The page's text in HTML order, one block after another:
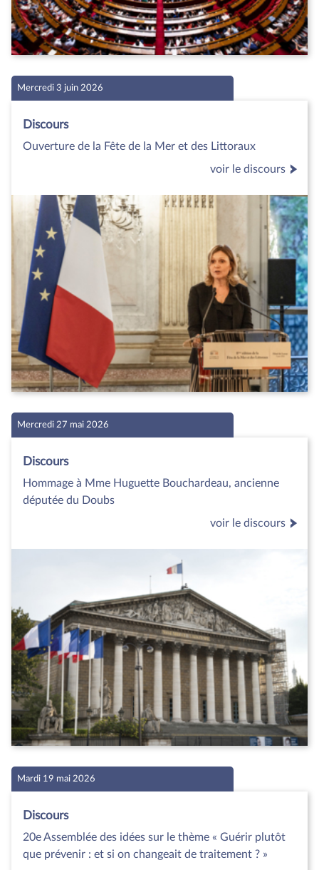
Mercredi 3 juin 2026
Discours
Ouverture de la Fête de la Mer et des Littoraux
voir le discours
Mercredi 27 mai 2026
Discours
Hommage à Mme Huguette Bouchardeau, ancienne
députée du Doubs
voir le discours
Mardi 19 mai 2026
Discours
20e Assemblée des idées sur le thème « Guérir plutôt
que prévenir : et si on changeait de traitement ? »